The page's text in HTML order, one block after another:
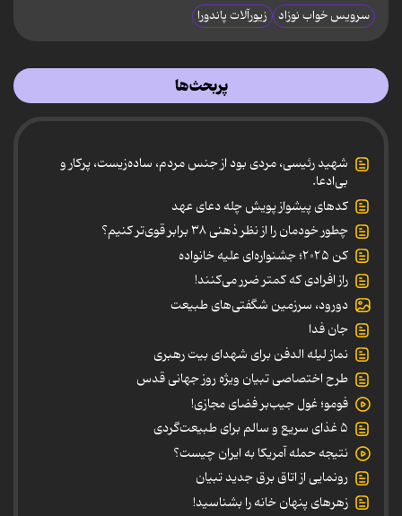
سرویس خواب نوزاد زیورآلات پاندورا
پربحث‌ها
شهید رئیسی، مردی بود از جنس مردم، ساده‌زیست، پرکار و
بی‌ادعا.
کدهای پیشواز پویش چله دعای عهد
چطور خودمان را از نظر ذهنی ۳۸ برابر قوی‌تر کنیم؟
کن ۲۰۲۵؛ جشنواره‌ای علیه خانواده
راز افرادی که کمتر ضرر می‌کنند!
دورود، سرزمین شگفتی‌های طبیعت
جان فدا
نماز لیله الدفن برای شهدای بیت رهبری
طرح اختصاصی تبیان ویژه روز جهانی قدس
فومو؛ غول جیب‌بر فضای مجازی!
۵ غذای سریع و سالم برای طبیعت‌گردی
نتیجه حمله آمریکا به ایران چیست؟
رونمایی از اتاق برق جدید تبیان
زهرهای پنهان خانه را بشناسید!